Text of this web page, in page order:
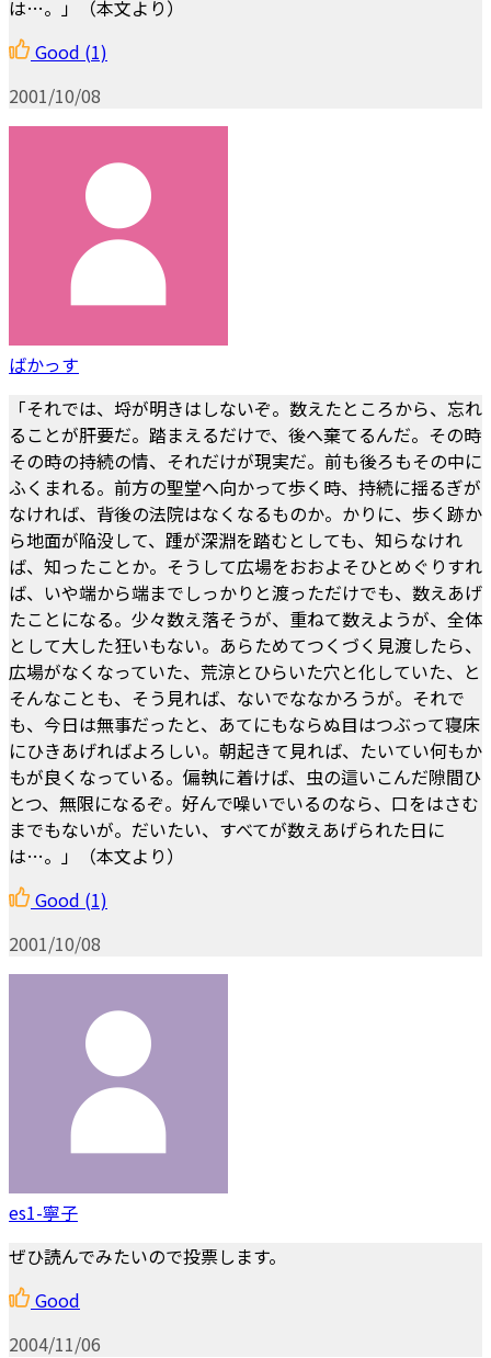
は…。」（本文より）
Good (1)
2001/10/08
ばかっす
「それでは、埒が明きはしないぞ。数えたところから、忘れ
ることが肝要だ。踏まえるだけで、後へ棄てるんだ。その時
その時の持続の情、それだけが現実だ。前も後ろもその中に
ふくまれる。前方の聖堂へ向かって歩く時、持続に揺るぎが
なければ、背後の法院はなくなるものか。かりに、歩く跡か
ら地面が陥没して、踵が深淵を踏むとしても、知らなけれ
ば、知ったことか。そうして広場をおおよそひとめぐりすれ
ば、いや端から端までしっかりと渡っただけでも、数えあげ
たことになる。少々数え落そうが、重ねて数えようが、全体
として大した狂いもない。あらためてつくづく見渡したら、
広場がなくなっていた、荒涼とひらいた穴と化していた、と
そんなことも、そう見れば、ないでななかろうが。それで
も、今日は無事だったと、あてにもならぬ目はつぶって寝床
にひきあげればよろしい。朝起きて見れば、たいてい何もか
もが良くなっている。偏執に着けば、虫の這いこんだ隙間ひ
とつ、無限になるぞ。好んで噪いでいるのなら、口をはさむ
までもないが。だいたい、すべてが数えあげられた日に
は…。」（本文より）
Good (1)
2001/10/08
es1-寧子
ぜひ読んでみたいので投票します。
Good
2004/11/06